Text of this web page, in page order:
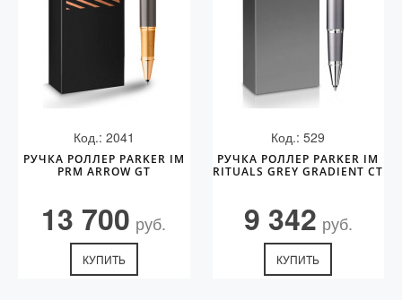
Код.: 2041
РУЧКА РОЛЛЕР PARKER IM
PRM ARROW GT
13 700 руб.
КУПИТЬ
Код.: 529
РУЧКА РОЛЛЕР PARKER IM
RITUALS GREY GRADIENT CT
9 342 руб.
КУПИТЬ